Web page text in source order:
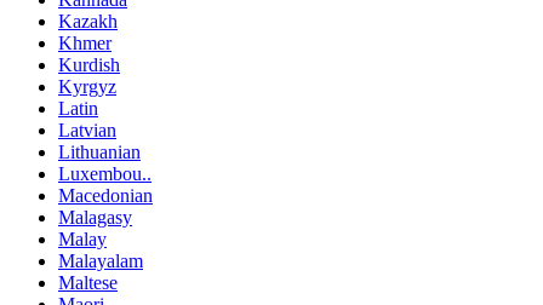
Kazakh
Khmer
Kurdish
Kyrgyz
Latin
Latvian
Lithuanian
Luxembou..
Macedonian
Malagasy
Malay
Malayalam
Maltese